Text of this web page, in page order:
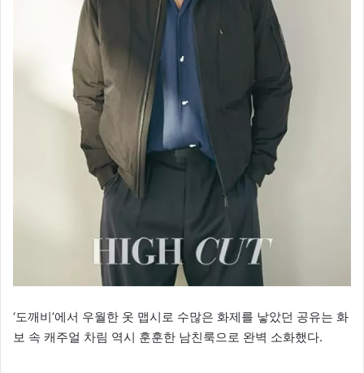
‘도깨비’에서 우월한 옷 맵시로 수많은 화제를 낳았던 공유는 화
보 속 캐주얼 차림 역시 훈훈한 남친룩으로 완벽 소화했다.